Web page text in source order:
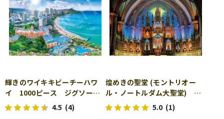
輝きのワイキキビーチーハワ
イ 1000ピース ジグソーパ
ズル EPO-09-026s
4.5 (4)
煌めきの聖堂 (モントリオー
ル・ノートルダム大聖堂)
1000ピース ジグソーパズ
ル YAM-10-1377
5.0 (1)